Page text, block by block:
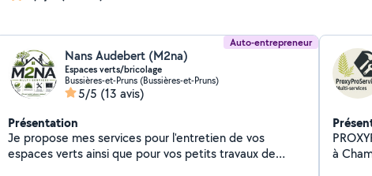
Auto-entrepreneur
Nans Audebert (M2na)
Espaces verts/bricolage
Bussières-et-Pruns (Bussières-et-Pruns)
5/5 (13 avis)
Présentation
Je propose mes services pour l'entretien de vos
espaces verts ainsi que pour vos petits travaux de
PROXYPRO
à Champs Intervention dans un rayon